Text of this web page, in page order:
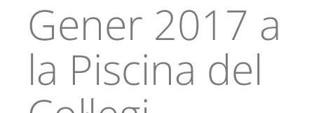
Gener 2017 a
la Piscina del